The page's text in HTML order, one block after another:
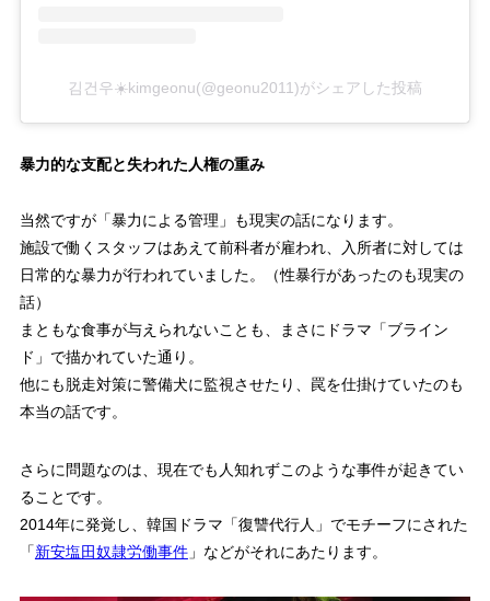
김건우☀️kimgeonu(@geonu2011)がシェアした投稿
暴力的な支配と失われた人権の重み
当然ですが「暴力による管理」も現実の話になります。
施設で働くスタッフはあえて前科者が雇われ、入所者に対しては
日常的な暴力が行われていました。（性暴行があったのも現実の
話）
まともな食事が与えられないことも、まさにドラマ「ブライン
ド」で描かれていた通り。
他にも脱走対策に警備犬に監視させたり、罠を仕掛けていたのも
本当の話です。
さらに問題なのは、現在でも人知れずこのような事件が起きてい
ることです。
2014年に発覚し、韓国ドラマ「復讐代行人」でモチーフにされた
「新安塩田奴隷労働事件」などがそれにあたります。